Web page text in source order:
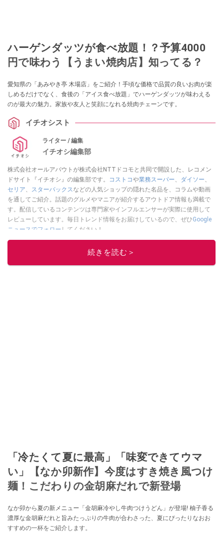
ハーゲンダッツが食べ放題！？予算4000
円で味わう【うまい焼肉店】知ってる？
愛知県の「あみやき亭 木場店」をご紹介！手頃な価格で品質の良いお肉が楽
しめるだけでなく、食後の「アイス食べ放題」でハーゲンダッツが味わえる
のが最大の魅力。家族や友人と笑顔になれる焼肉チェーンです。
イチオシスト
ライター / 編集
イチオシ編集部
株式会社オールアバウトが株式会社NTTドコモと共同で開設した、レコメン
ドサイト『イチオシ』の編集部です。
コストコや業務スーパー ダイソー
セリア
スターバックス などの人気ショップの隠れた名品を、コラムや動画
を通してご紹介。話題のグルメやマニアが紹介するアウトドア情報も満載で
す。配信しているコンテンツは専門家やインフルエンサーが実際に使用して
レビューしています。毎日トレンド情報をお届けしているので、ぜひGoogle
ニュースでフォロー してください！
続きを読む＞
「冷たくて夏に最高」「味変できてウマ
い」【なか卯新作】今度はすき焼き風つけ
麺！こだわりの金胡麻だれで新登場
なか卯から夏の新メニュー「金胡麻冷やし牛肉つけうどん」が登場! 柚子香る
濃厚な金胡麻だれと旨みたっぷりの牛肉が合わさった、夏にぴったりなおお
すすめの一杯をご紹介します。